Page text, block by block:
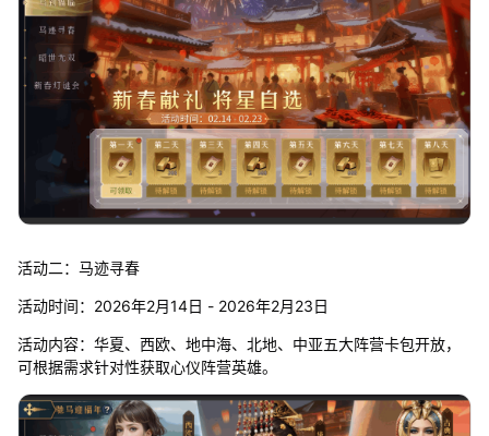
活动二：马迹寻春
活动时间：2026年2月14日 - 2026年2月23日
活动内容：华夏、西欧、地中海、北地、中亚五大阵营卡包开放，
可根据需求针对性获取心仪阵营英雄。